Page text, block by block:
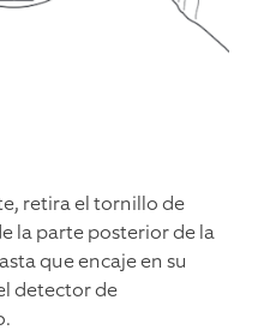
retira el tornillo de
la parte posterior de la
que encaje en su
detector de